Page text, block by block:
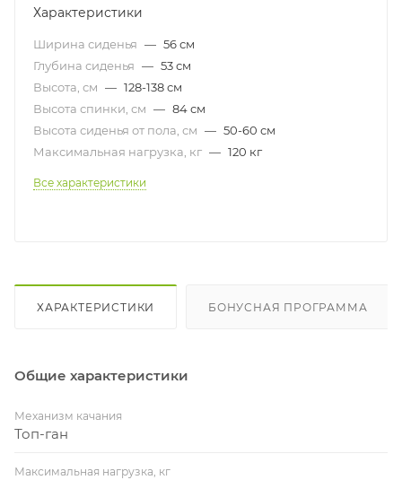
Характеристики
Ширина сиденья — 56 см
Глубина сиденья — 53 см
Высота, см — 128-138 см
Высота спинки, см — 84 см
Высота сиденья от пола, см — 50-60 см
Максимальная нагрузка, кг — 120 кг
Все характеристики
ХАРАКТЕРИСТИКИ БОНУСНАЯ ПРОГРАММА
Общие характеристики
Механизм качания
Топ-ган
Максимальная нагрузка, кг